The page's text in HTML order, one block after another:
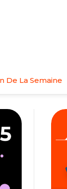
De La Semaine